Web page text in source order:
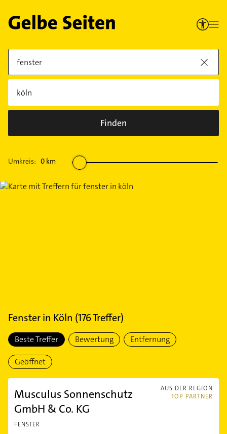
Finden
Umkreis: 0 km
Fensterin Köln (176Treffer)
Beste Treffer Bewertung Entfernung
Geöffnet
AUS DER REGION
TOP PARTNER
Musculus Sonnenschutz
GmbH & Co. KG
FENSTER